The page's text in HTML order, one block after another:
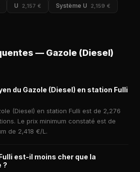
U 2,157 € Système U 2,159 €
— Gazole (Diesel)
du Gazole (Diesel) en station Fulli
(Diesel) en station Fulli est de 2,276
Le prix minimum constaté est de
de 2,418 €/L.
est-il moins cher que la
?